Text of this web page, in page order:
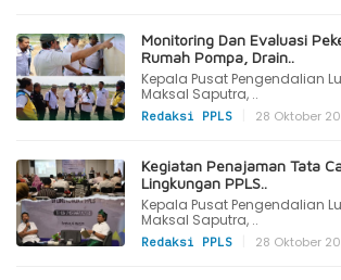
Monitoring Dan Evaluasi
Rumah Pompa, Drain..
Kepala Pusat Pengendalian
Maksal Saputra, ..
Redaksi PPLS 28 Oktober
Kegiatan Penajaman Tata
Lingkungan PPLS..
Kepala Pusat Pengendalian
Maksal Saputra, ..
Redaksi PPLS 28 Oktober